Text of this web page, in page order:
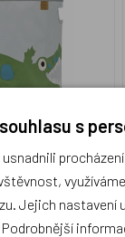
999 Kč
s
Jejich nastavení